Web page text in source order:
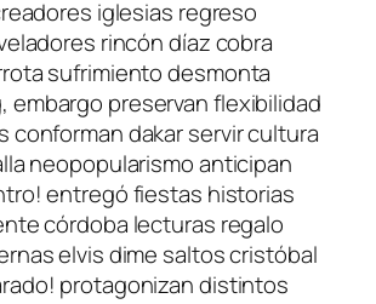
iglesias regreso
rincón díaz cobra
sufrimiento desmonta
embargo preservan flexibilidad
conforman dakar servir cultura
neopopularismo anticipan
entregó fiestas historias
córdoba lecturas regalo
elvis dime saltos cristóbal
protagonizan distintos